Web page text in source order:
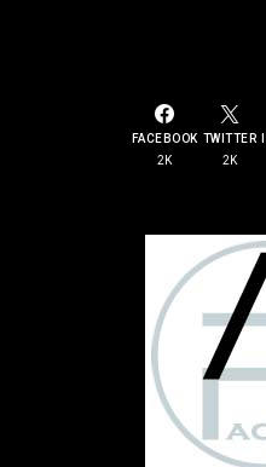
FACEBOOK
2K
TWITTER
2K